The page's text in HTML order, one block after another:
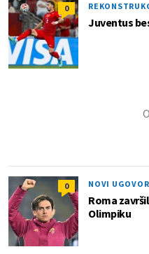
0
Juventus
0 NOVI UGOVOR
Roma
Olimpiku